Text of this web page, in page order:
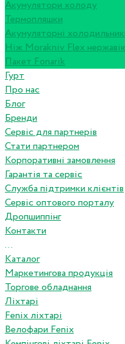
Акумулятори холоду
Термопляшки
Акумуляторні
Ніж Morakniv Flex
Пакет Fonarik
Гурт
Про нас
Блог
Бренди
Сервіс для партнерів
Стати партнером
Корпоративні замовлення
Гарантія та сервіс
Служба підтримки клієнтів
Сервіс оптового порталу
Дропшиппінг
Контакти
...
Каталог
Маркетингова продукція
Торгове обладнання
Ліхтарі
Fenix ліхтарі
Велофари Fenix